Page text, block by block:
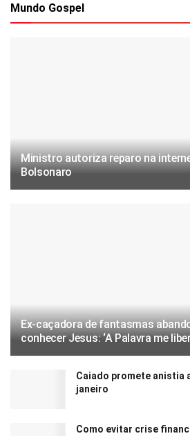
Mundo Gospel
Ministro autoriza reparo na
Bolsonaro
Ex-caçadora de fantasmas
conhecer Jesus: ‘A Palavra me
Caiado promete anistia
janeiro
Como evitar crise